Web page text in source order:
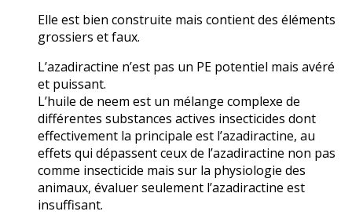
Elle est bien construite mais contient des éléments
grossiers et faux.
L’azadiractine n’est pas un PE potentiel mais avéré
et puissant.
L’huile de neem est un mélange complexe de
différentes substances actives insecticides dont
effectivement la principale est l’azadiractine, au
effets qui dépassent ceux de l’azadiractine non pas
comme insecticide mais sur la physiologie des
animaux, évaluer seulement l’azadiractine est
insuffisant.